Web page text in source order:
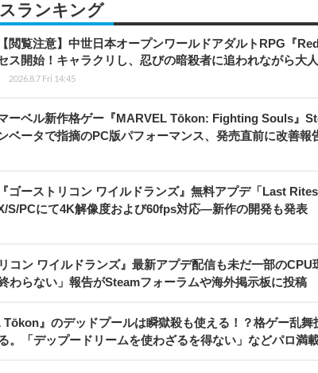
ランキング
【閲覧注意】中世日本オープンワールドアダルトRPG『
ス開始！キャラクリし、忍びの暗殺者に追われながら大
2026.8.7 Fri 14:45
ーベル新作格ゲー『MARVEL Tōkon: Fighting Souls』
ベータで指摘のPC版パフォーマンス、発売直前に改善報
『ゴーストリコン ワイルドランズ』無料アプデ「Last
S/PCにて4K解像度および60fps対応―新作の開発も発表
リコン ワイルドランズ』最新アプデ配信も未だ一部の
わらない」報告がSteamフォーラムや海外掲示板に投稿
Tōkon』のデッドプールは瞬獄殺も使える！？格ゲー乱
。「デップードリームを使わざるを得ない」などパロ満